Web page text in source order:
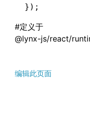
});
#定义于
@lynx-js/react/
编辑此页面